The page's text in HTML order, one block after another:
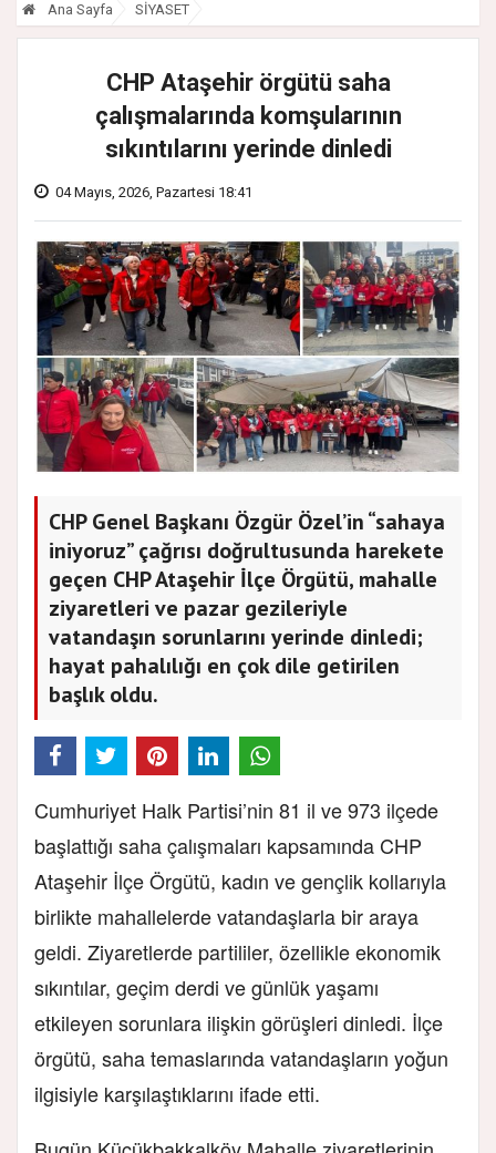
Ana Sayfa SİYASET
CHP Ataşehir örgütü saha
çalışmalarında komşularının
sıkıntılarını yerinde dinledi
04 Mayıs, 2026, Pazartesi 18:41
CHP Genel Başkanı Özgür Özel’in “sahaya
iniyoruz” çağrısı doğrultusunda harekete
geçen CHP Ataşehir İlçe Örgütü, mahalle
ziyaretleri ve pazar gezileriyle
vatandaşın sorunlarını yerinde dinledi;
hayat pahalılığı en çok dile getirilen
başlık oldu.
Cumhuriyet Halk Partisi’nin 81 il ve 973 ilçede
başlattığı saha çalışmaları kapsamında CHP
Ataşehir İlçe Örgütü, kadın ve gençlik kollarıyla
birlikte mahallelerde vatandaşlarla bir araya
geldi. Ziyaretlerde partililer, özellikle ekonomik
sıkıntılar, geçim derdi ve günlük yaşamı
etkileyen sorunlara ilişkin görüşleri dinledi. İlçe
örgütü, saha temaslarında vatandaşların yoğun
ilgisiyle karşılaştıklarını ifade etti.